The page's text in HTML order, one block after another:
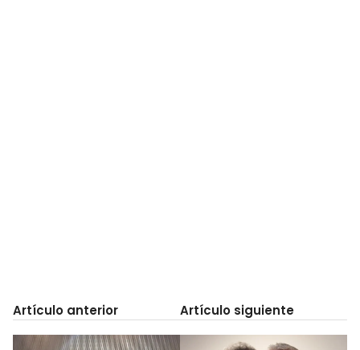
Artículo anterior Artículo siguiente